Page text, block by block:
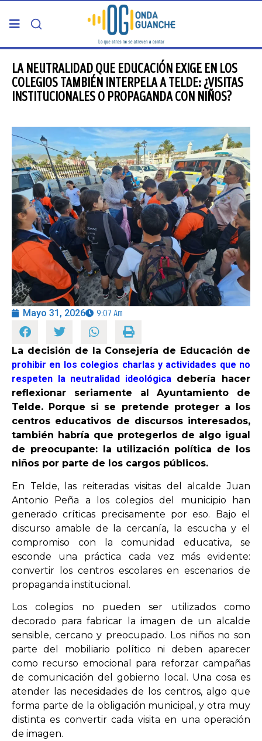
PORTADA
TELDE
GRAN CANARIA
CANARIAS
5ª COLUMNA
CARTAS DEL DIRECTOR
ENTREVISTAS
OPINIÓN
PROGRAMAS
LA NEUTRALIDAD QUE EDUCACIÓN EXIGE EN LOS
COLEGIOS TAMBIÉN INTERPELA A TELDE: ¿VISITAS
INSTITUCIONALES O PROPAGANDA CON NIÑOS?
Mayo 31, 2026 9:07 Am
La decisión de la Consejería de Educación de
prohibir en los colegios charlas y actividades que no
respeten la neutralidad ideológicadebería hacer
reflexionar seriamente al Ayuntamiento de
Telde. Porque si se pretende proteger a los
centros educativos de discursos interesados,
también habría que protegerlos de algo igual
de preocupante: la utilización política de los
niños por parte de los cargos públicos.
En Telde, las reiteradas visitas del alcalde Juan
Antonio Peña a los colegios del municipio han
generado críticas precisamente por eso. Bajo el
discurso amable de la cercanía, la escucha y el
compromiso con la comunidad educativa, se
esconde una práctica cada vez más evidente:
convertir los centros escolares en escenarios de
propaganda institucional.
Los colegios no pueden ser utilizados como
decorado para fabricar la imagen de un alcalde
sensible, cercano y preocupado. Los niños no son
parte del mobiliario político ni deben aparecer
como recurso emocional para reforzar campañas
de comunicación del gobierno local. Una cosa es
atender las necesidades de los centros, algo que
forma parte de la obligación municipal, y otra muy
distinta es convertir cada visita en una operación
de imagen.